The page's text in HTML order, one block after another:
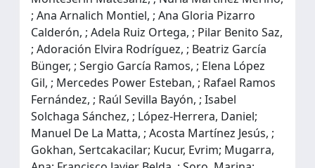
; Ana Arnalich Montiel, ; Ana Gloria Pizarro
Calderón, ; Adela Ruiz Ortega, ; Pilar Benito Saz,
; Adoración Elvira Rodríguez, ; Beatriz García
Bünger, ; Sergio García Ramos, ; Elena López
Gil, ; Mercedes Power Esteban, ; Rafael Ramos
Fernández, ; Raúl Sevilla Bayón, ; Isabel
Solchaga Sánchez, ; López-Herrera, Daniel;
Manuel De La Matta, ; Acosta Martínez Jesús, ;
Gokhan, Sertcakacilar; Kucur, Evrim; Mugarra,